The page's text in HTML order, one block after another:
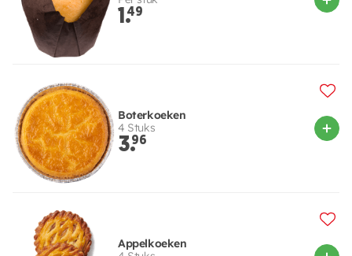
1.49
Boterkoeken
4 Stuks
3.96
Appelkoeken